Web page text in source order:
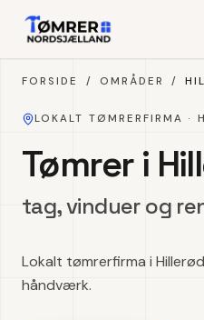
FORSIDE / OMRÅDER /
LOKALT TØMRERFIRMA ·
Tømrer i
tag, vinduer og
Lokalt tømrerfirma i
håndværk.